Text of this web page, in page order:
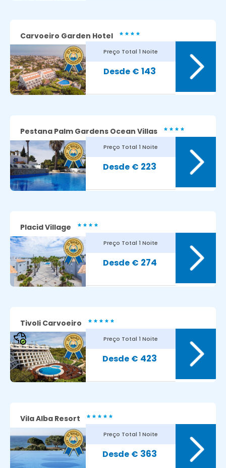
Avaliação dos nossos clientes:8.8
Avaliação dos nossos clientes:7.8
Carvoeiro Garden Hotel
Avaliação dos nossos clientes:8
Preço Total 1 Noite
€ 143
Pestana Palm Gardens Ocean Villas
Avaliação dos nossos clientes:8.1
Preço Total 1 Noite
€ 223
Placid Village
Avaliação dos nossos clientes:8.2
Preço Total 1 Noite
€ 274
Tivoli Carvoeiro
Preço Total 1 Noite
€ 423
Vila Alba Resort
Preço Total 1 Noite
€ 363